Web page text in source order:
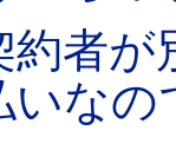
者が
いな